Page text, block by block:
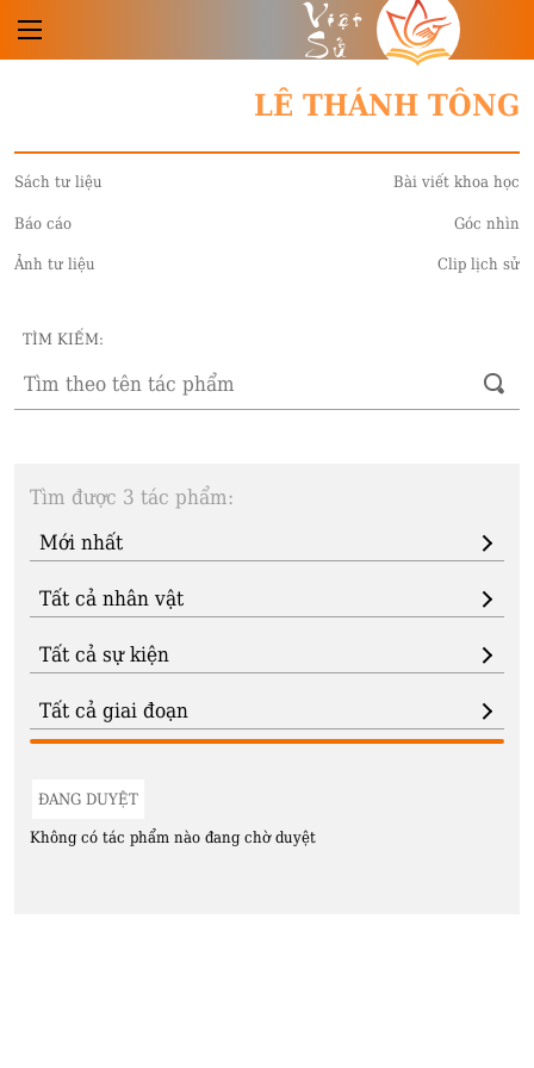
Việt
Sử
LÊ THÁNH TÔNG
Sách tư liệu Bài viết khoa học
Báo cáo Góc nhìn
Ảnh tư liệu Clip lịch sử
TÌM KIẾM:
Tìm được 3 tác phẩm:
ĐANG DUYỆT
Không có tác phẩm nào đang chờ duyệt